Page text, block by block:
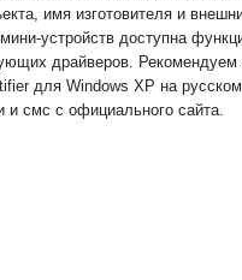
имя изготовителя и
устройств доступна
драйверов. Рекомендуем
для Windows XP на
и смс с официального сайта.